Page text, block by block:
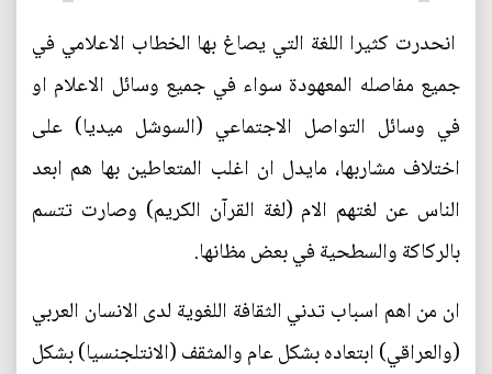
انحدرت كثيرا اللغة التي يصاغ بها الخطاب الاعلامي في
جميع مفاصله المعهودة سواء في جميع وسائل الاعلام او
في وسائل التواصل الاجتماعي (السوشل ميديا) على
اختلاف مشاربها، مايدل ان اغلب المتعاطين بها هم ابعد
الناس عن لغتهم الام (لغة القرآن الكريم) وصارت تتسم
بالركاكة والسطحية في بعض مظانها.
ان من اهم اسباب تدني الثقافة اللغوية لدى الانسان العربي
(والعراقي) ابتعاده بشكل عام والمثقف (الانتلجنسيا) بشكل